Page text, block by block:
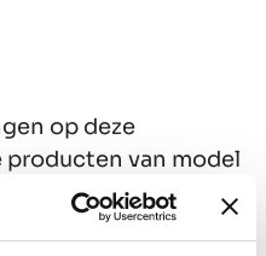
op deze
van model
voor retour